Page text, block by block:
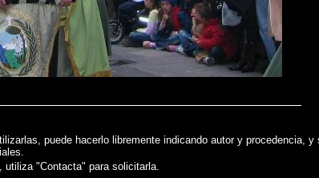
puede hacerlo libremente indicando autor y procedencia, y
utiliza "Contacta" para solicitarla.